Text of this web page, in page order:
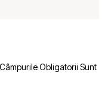
Câmpurile Obligatorii Sunt